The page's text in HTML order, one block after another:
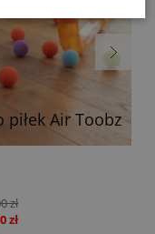
Air Toobz
zł
zł